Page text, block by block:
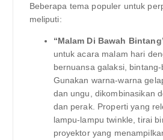
Beberapa tema populer untuk
meliputi:
“Malam Di Bawah
untuk acara malam hari
bernuansa galaksi,
Gunakan warna-warna
dan ungu, dikombinasikan
dan perak. Properti yang
lampu-lampu twinkle, tirai
proyektor yang